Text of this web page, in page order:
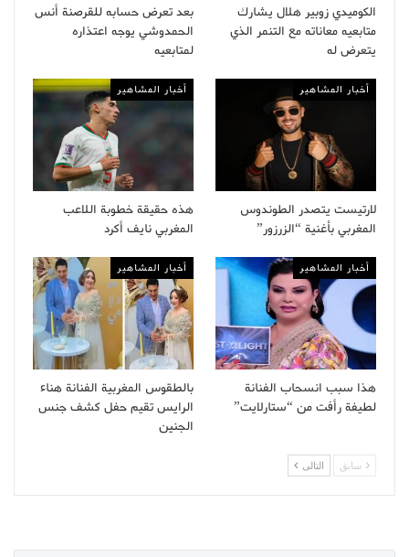
الكوميدي زوبير هلال يشارك
متابعيه معاناته مع التنمر الذي
يتعرض له
بعد تعرض حسابه للقرصنة أنس
الحمدوشي يوجه اعتذاره
لمتابعيه
أخبار المشاهير
لارتيست يتصدر الطوندوس
المغربي بأغنية “الزرزور”
أخبار المشاهير
هذه حقيقة خطوبة اللاعب
المغربي نايف أكرد
أخبار المشاهير
هذا سبب انسحاب الفنانة
لطيفة رأفت من “ستارلايت”
أخبار المشاهير
بالطقوس المغربية الفنانة هناء
الرايس تقيم حفل كشف جنس
الجنين
سابق التالى